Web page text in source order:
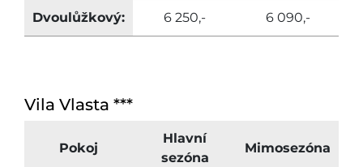
Dvoulůžkový: 6 250,- 6 090,-
Vila Vlasta ***
Pokoj
Hlavní
sezóna
Mimosezóna